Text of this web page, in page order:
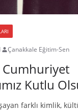
Çanakkale Eğitim-Sen
Cumhuriyet
Kutlu
farklı kimlik,